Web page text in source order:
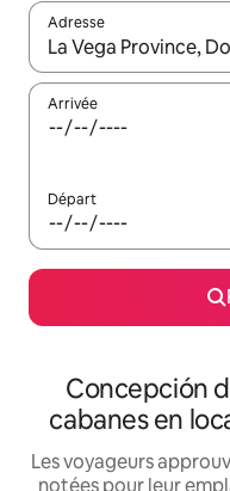
Adresse
Lorsque les résultats
Arrivée
Départ
Concepción
cabanes en
Les voyageurs
notées pour leur